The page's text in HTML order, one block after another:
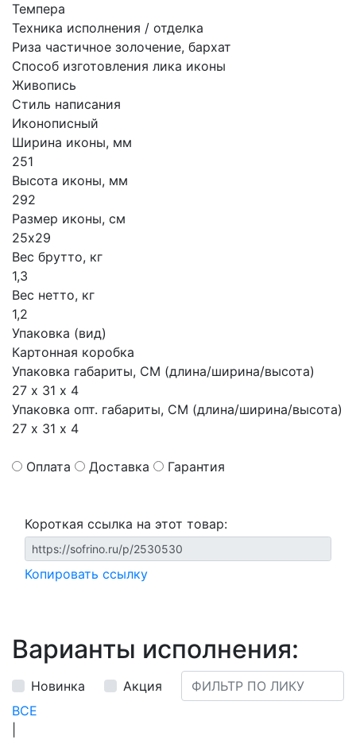
Темпера
Техника исполнения / отделка
Риза частичное золочение, бархат
Способ изготовления лика иконы
Живопись
Стиль написания
Иконописный
Ширина иконы, мм
251
Высота иконы, мм
292
Размер иконы, см
25х29
Вес брутто, кг
1,3
Вес нетто, кг
1,2
Упаковка (вид)
Картонная коробка
Упаковка габариты, СМ (длина/ширина/высота)
27 х 31 х 4
Упаковка опт. габариты, СМ (длина/ширина/высота)
27 х 31 х 4
Оплата Доставка Гарантия
Короткая ссылка на этот товар:
Копировать ссылку
Варианты исполнения:
Новинка
Акция
ВСЕ